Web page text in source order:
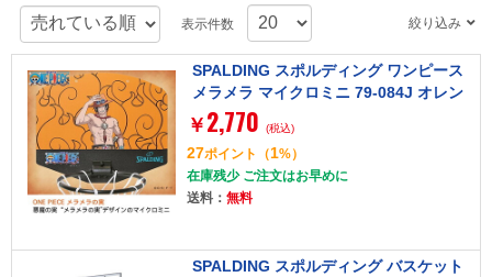
表示件数 絞り込み
SPALDING スポルディング ワンピース
メラメラ マイクロミニ 79-084J オレン
ジ
￥ 2,770 (税込)
27ポイント （1%）
在庫残少 ご注文はお早めに
送料： 無料
SPALDING スポルディング バスケット